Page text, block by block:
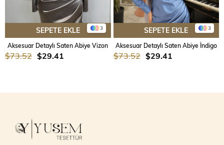
3
SEPETE EKLE
Aksesuar Detaylı Saten Abiye Vizon
$29.41
$73.52
3
SEPETE EKLE
Aksesuar Detaylı Saten Abiye İndigo
$29.41
$73.52